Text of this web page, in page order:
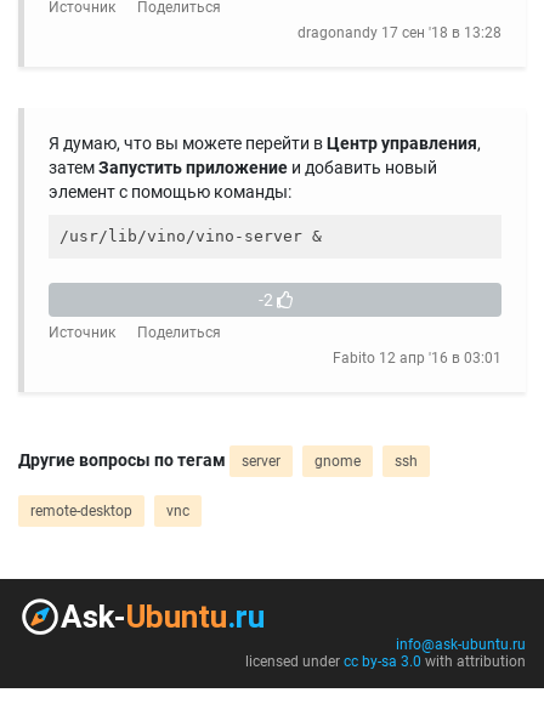
Источник
Поделиться
dragonandy 17 сен '18 в 13:28
Я думаю, что вы можете перейти вЦентр управления,
затемЗапустить приложение и добавить новый
элемент с помощью команды:
-2
Источник
Поделиться
Fabito 12 апр '16 в 03:01
Другие вопросы по тегам server gnome ssh
remote-desktop vnc
info@ask-ubuntu.ru
licensed under cc by-sa 3.0 with attribution